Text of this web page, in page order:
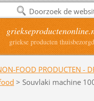
griekse producten thuisbezorgd
FOOD PRODUCTEN -
> Souvlaki machine
Doorzoek de